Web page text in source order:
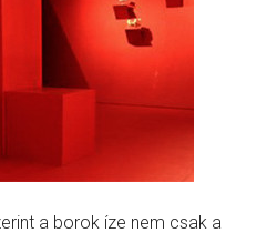
a borok íze nem csak a